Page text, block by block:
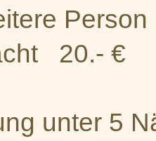
20.- €
unter 5